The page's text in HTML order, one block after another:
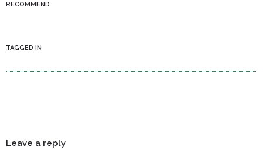
RECOMMEND
TAGGED IN
Leave a reply